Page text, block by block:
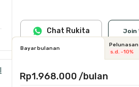
Join
Chat Rukita
Bayar bulanan
Pelunasan
s.d. -10%
Rp1.968.000 /bulan